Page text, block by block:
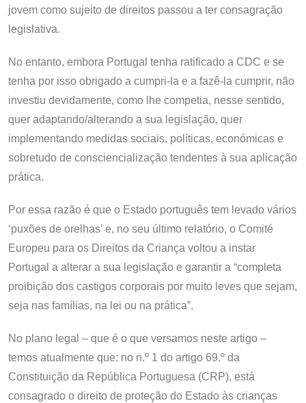
jovem como sujeito de direitos passou a ter consagração
legislativa.
No entanto, embora Portugal tenha ratificado a CDC e se
tenha por isso obrigado a cumpri-la e a fazê-la cumprir, não
investiu devidamente, como lhe competia, nesse sentido,
quer adaptando/alterando a sua legislação, quer
implementando medidas sociais, políticas, económicas e
sobretudo de consciencialização tendentes à sua aplicação
prática.
Por essa razão é que o Estado português tem levado vários
‘puxões de orelhas’ e, no seu último relatório, o Comité
Europeu para os Direitos da Criança voltou a instar
Portugal a alterar a sua legislação e garantir a “completa
proibição dos castigos corporais por muito leves que sejam,
seja nas famílias, na lei ou na prática”.
No plano legal – que é o que versamos neste artigo –
temos atualmente que: no n.º 1 do artigo 69.º da
Constituição da República Portuguesa (CRP), está
consagrado o direito de proteção do Estado às crianças